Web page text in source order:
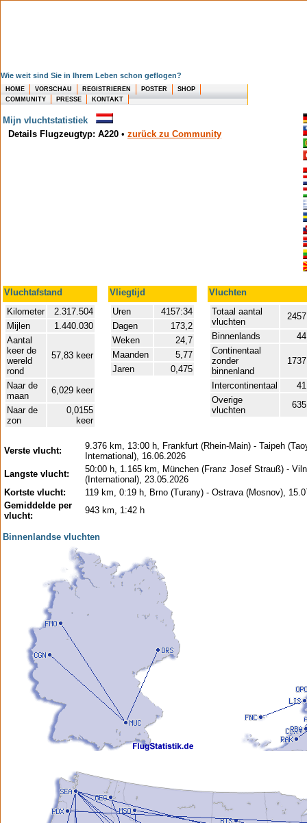
Wie weit sind Sie in Ihrem Leben schon geflogen?
HOME VORSCHAU REGISTRIEREN POSTER
SHOP
COMMUNITY
PRESSE KONTAKT
Mijn vluchtstatistiek
Details Flugzeugtyp: A220 • zurück zu Community
Vluchtafstand Vliegtijd
Vluchten
Kilometer
2.317.504
Mijlen
1.440.030
Aantal
keer de
wereld
rond
57,83 keer
Naar de
maan
6,029 keer
Naar de
zon
0,0155
keer
Uren
4157:34
Dagen
173,2
Weken
24,7
Maanden
5,77
Jaren
0,475
Totaal aantal
vluchten
2457
Binnenlands
44
Continentaal
zonder
binnenland
1737
Intercontinentaal
41
Overige
vluchten
635
Verste vlucht:
9.376 km, 13:00 h, Frankfurt (Rhein-Main) - Taipeh
International), 16.06.2026
Langste vlucht:
50:00 h, 1.165 km, München (Franz Josef Strauß) -
(International), 23.05.2026
Kortste vlucht:
119 km, 0:19 h, Brno (Turany) - Ostrava (Mosnov),
Gemiddelde per
vlucht:
943 km, 1:42 h
Binnenlandse vluchten